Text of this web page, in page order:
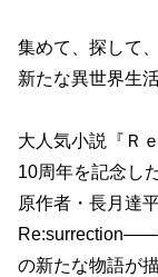
集めて、探して
新たな異世界生
大人気小説『Ｒ
10周年を記念し
原作者・長月達
Re:surrection――
の新たな物語が